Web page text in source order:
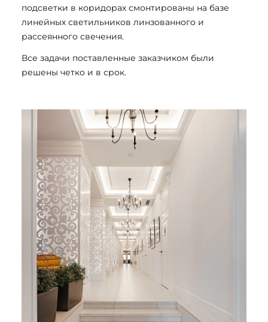
подсветки в коридорах смонтированы на базе
линейных светильников линзованного и
рассеянного свечения.
Все задачи поставленные заказчиком были
решены четко и в срок.